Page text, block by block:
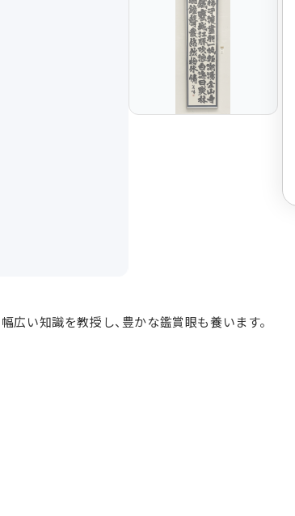
広い知識を教授し、豊かな鑑賞眼も養います。